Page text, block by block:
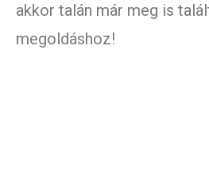
akkor talán már meg is
megoldáshoz!